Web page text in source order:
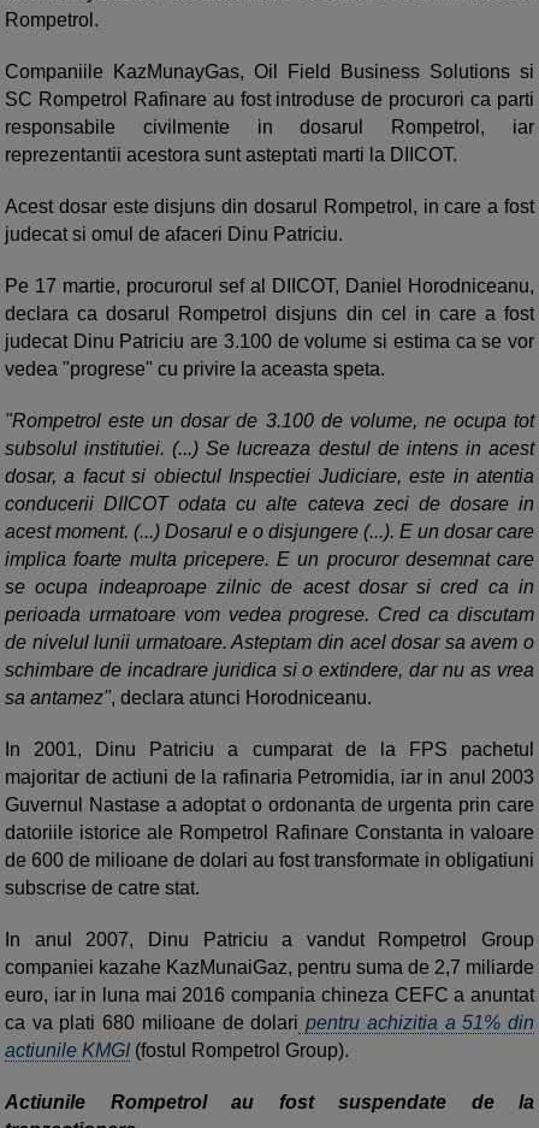
Rompetrol.
Companiile KazMunayGas, Oil Field Business Solutions si
SC Rompetrol Rafinare au fost introduse de procurori ca parti
responsabile civilmente in dosarul Rompetrol, iar
reprezentantii acestora sunt asteptati marti la DIICOT.
Acest dosar este disjuns din dosarul Rompetrol, in care a fost
judecat si omul de afaceri Dinu Patriciu.
Pe 17 martie, procurorul sef al DIICOT, Daniel Horodniceanu,
declara ca dosarul Rompetrol disjuns din cel in care a fost
judecat Dinu Patriciu are 3.100 de volume si estima ca se vor
vedea "progrese" cu privire la aceasta speta.
"Rompetrol este un dosar de 3.100 de volume, ne ocupa tot
subsolul institutiei. (...) Se lucreaza destul de intens in acest
dosar, a facut si obiectul Inspectiei Judiciare, este in atentia
conducerii DIICOT odata cu alte cateva zeci de dosare in
acest moment. (...) Dosarul e o disjungere (...). E un dosar care
implica foarte multa pricepere. E un procuror desemnat care
se ocupa indeaproape zilnic de acest dosar si cred ca in
perioada urmatoare vom vedea progrese. Cred ca discutam
de nivelul lunii urmatoare. Asteptam din acel dosar sa avem o
schimbare de incadrare juridica si o extindere, dar nu as vrea
sa antamez", declara atunci Horodniceanu.
In 2001, Dinu Patriciu a cumparat de la FPS pachetul
majoritar de actiuni de la rafinaria Petromidia, iar in anul 2003
Guvernul Nastase a adoptat o ordonanta de urgenta prin care
datoriile istorice ale Rompetrol Rafinare Constanta in valoare
de 600 de milioane de dolari au fost transformate in obligatiuni
subscrise de catre stat.
In anul 2007, Dinu Patriciu a vandut Rompetrol Group
companiei kazahe KazMunaiGaz, pentru suma de 2,7 miliarde
euro, iar in luna mai 2016 compania chineza CEFC a anuntat
ca va plati 680 milioane de dolari pentru achizitia a 51% din
actiunile KMGI (fostul Rompetrol Group).
Actiunile Rompetrol au fost suspendate de la